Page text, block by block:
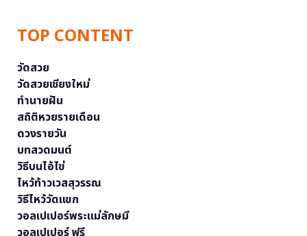
TOP CONTENT
วัดสวย
วัดสวยเชียงใหม่
ทำนายฝัน
สถิติหวยรายเดือน
ดวงรายวัน
บทสวดมนต์
วิธีบนไอ้ไข่
ไหว้ท้าวเวสสุวรรณ
วิธีไหว้วัดแขก
วอลเปเปอร์พระแม่ลักษมี
วอลเปเปอร์ ฟรี